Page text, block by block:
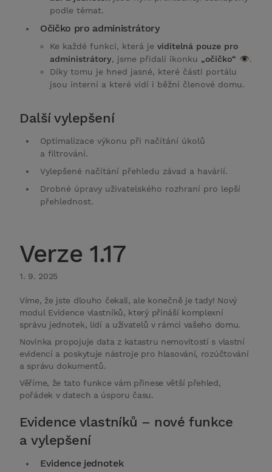
podle témat.
Očičko pro administrátory
Ke každé funkci, která je viditelná pouze pro
administrátory, jsme přidali ikonku „očičko“ 👁️.
Díky tomu je hned jasné, které části portálu
jsou interní a které vidí i běžní členové domu.
Další vylepšení
Optimalizace výkonu při načítání úkolů
a filtrování.
Vylepšené načítání přehledu závad a havárií.
Drobné úpravy uživatelského rozhraní pro lepší
přehlednost.
Verze 1.17
1. 9. 2025
Víme, že jste dlouho čekali, ale konečně je tady! Nový
modul Evidence vlastníků, který přináší komplexní
správu jednotek, lidí a uživatelů v rámci vašeho domu.
Novinka propojuje data z katastru nemovitostí s vlastní
evidencí a poskytuje nástroje pro hlasování, rozúčtování
a správu dokumentů.
Věříme, že tato funkce vám přinese větší přehled,
pořádek v datech a úsporu času.
Evidence vlastníků – nové funkce
a vylepšení
Evidence jednotek